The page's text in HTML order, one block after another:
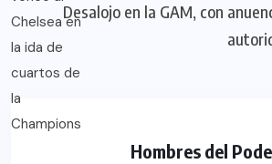
Desalojo en la GAM, con
Hombres del